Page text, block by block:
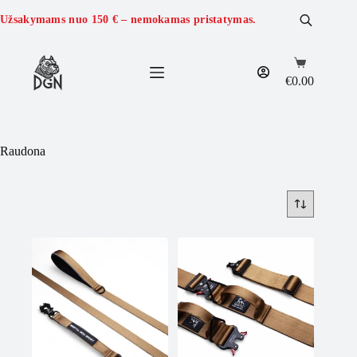
to
Užsakymams nuo 150 € – nemokamas pristatymas.
Shopping
cart
€0.00
Raudona